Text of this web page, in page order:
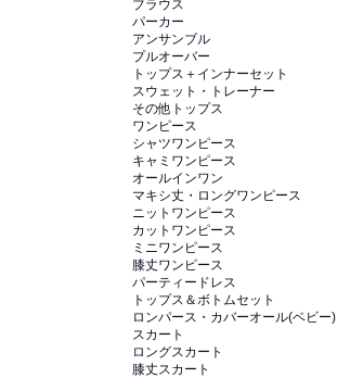
ブラウス
パーカー
アンサンブル
プルオーバー
トップス＋インナーセット
スウェット・トレーナー
その他トップス
ワンピース
シャツワンピース
キャミワンピース
オールインワン
マキシ丈・ロングワンピース
ニットワンピース
カットワンピース
ミニワンピース
膝丈ワンピース
パーティードレス
トップス＆ボトムセット
ロンパース・カバーオール(ベビー)
スカート
ロングスカート
膝丈スカート